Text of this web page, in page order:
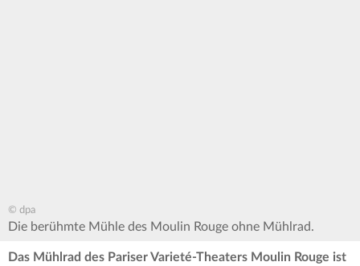
© dpa
Die berühmte Mühle des Moulin Rouge ohne Mühlrad.
Das Mühlrad des Pariser Varieté-Theaters Moulin Rouge ist